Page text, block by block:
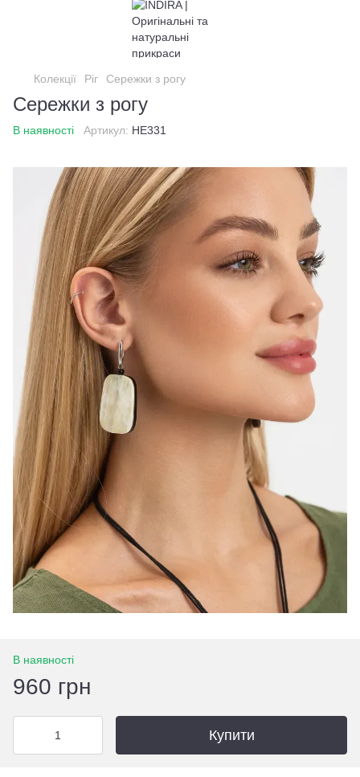
Колекції Ріг Сережки з рогу
Сережки з рогу
В наявності Артикул: HE331
В наявності
960 грн
Купити